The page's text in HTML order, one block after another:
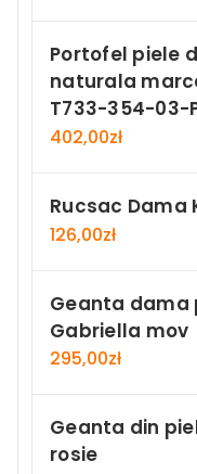
Portofel piele
naturala
T733-354-03-
402,00zł
Rucsac Dama
126,00zł
Geanta dama
Gabriella mov
295,00zł
Geanta din
rosie